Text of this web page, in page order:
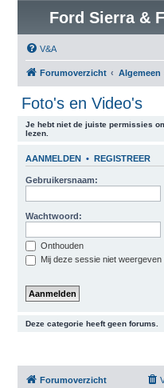
Ford Sierra &
V&A
Forumoverzicht Algemeen
Foto's en Video's
Je hebt niet de juiste permissies
lezen.
AANMELDEN • REGISTREER
Gebruikersnaam:
Wachtwoord:
Onthouden
Mij deze sessie niet
Deze categorie heeft geen forums.
Forumoverzicht